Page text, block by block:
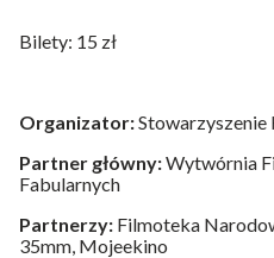
Bilety: 15 zł
Organizator:Stowarzyszenie
Partner główny:Wytwórnia
Fabularnych
Partnerzy: Filmoteka
35mm, Mojeekino